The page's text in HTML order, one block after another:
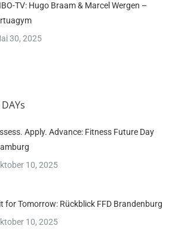
TV: Hugo Braam & Marcel Wergen –
30, 2025
Apply. Advance: Fitness Future Day
10, 2025
for Tomorrow: Rückblick FFD Brandenburg
10, 2025